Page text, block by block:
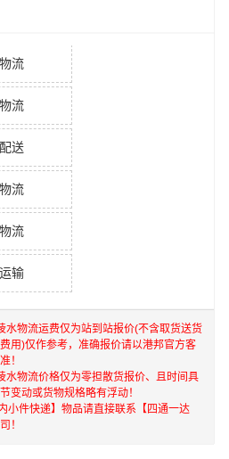
流
流
送
流
流
输
水物流运费仅为站到站报价(不含取货送货
用)仅作参考，准确报价请以港邦官方客
！
水物流价格仅为零担散货报价、且时间具
变动或货物规格略有浮动！
小件快递】物品请直接联系【四通一达
！